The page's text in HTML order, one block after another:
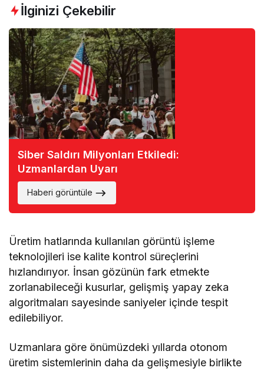
İlginizi Çekebilir
Siber Saldırı Milyonları Etkiledi:
Uzmanlardan Uyarı
Haberi görüntüle
Üretim hatlarında kullanılan görüntü işleme
teknolojileri ise kalite kontrol süreçlerini
hızlandırıyor. İnsan gözünün fark etmekte
zorlanabileceği kusurlar, gelişmiş yapay zeka
algoritmaları sayesinde saniyeler içinde tespit
edilebiliyor.
Uzmanlara göre önümüzdeki yıllarda otonom
üretim sistemlerinin daha da gelişmesiyle birlikte